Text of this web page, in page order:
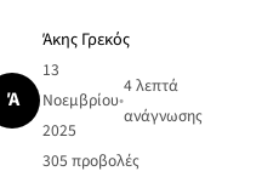
Ά
Άκης Γρεκός
13
Νοεμβρίου
2025
•
4 λεπτά
ανάγνωσης
305 προβολές